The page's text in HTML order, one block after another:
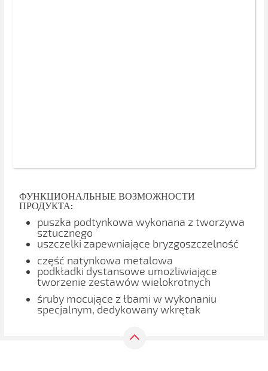
ФУНКЦИОНАЛЬНЫЕ ВОЗМОЖНОСТИ
ПРОДУКТА:
puszka podtynkowa wykonana z tworzywa
sztucznego
uszczelki zapewniające bryzgoszczelność
część natynkowa metalowa
podkładki dystansowe umożliwiające
tworzenie zestawów wielokrotnych
śruby mocujące z łbami w wykonaniu
specjalnym, dedykowany wkrętak